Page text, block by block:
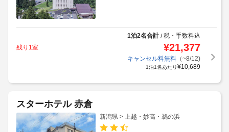
1泊2名合計/税・手数料込
残り1室
¥21,377
キャンセル料無料（~8/12)
1泊1名あたり¥10,689
スターホテル 赤倉
新潟県 > 上越・妙高・鵜の浜